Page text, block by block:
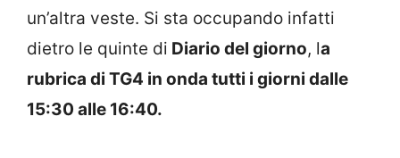
un’altra veste. Si sta occupando infatti
dietro le quinte di Diario del giorno, la
rubrica di TG4 in onda tutti i giorni dalle
15:30 alle 16:40.